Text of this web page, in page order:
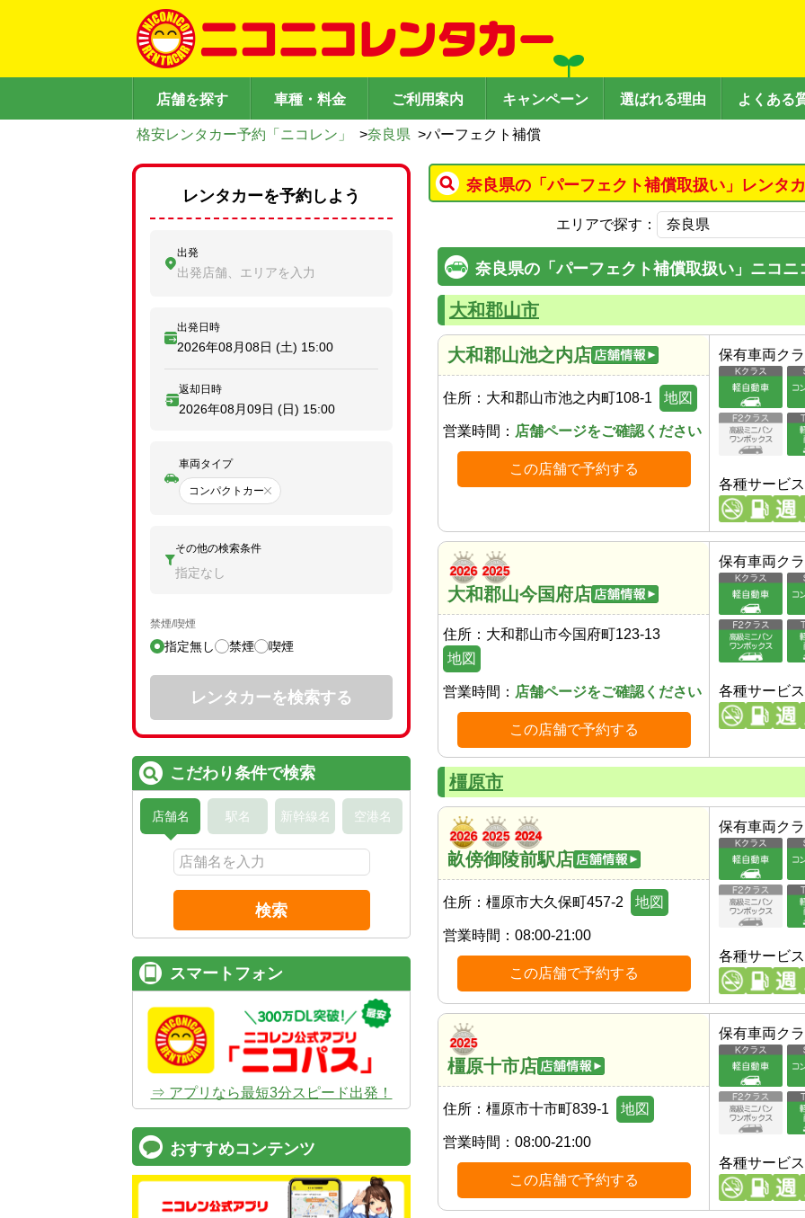
店舗を探す 車種・料金 ご利用案内 キャンペーン 選ばれる理由 よくある
格安レンタカー予約「ニコレン」 >奈良県 >パーフェクト補償
奈良県の「パーフェクト補償取扱い」レンタ
エリアで探す：
奈良県の「パーフェクト補償取扱い」ニコ
大和郡山市
大和郡山池之内店
住所： 大和郡山市池之内町108-1 地図
営業時間： 店舗ページをご確認ください
この店舗で予約する
保有車両ク
各種サービス
大和郡山今国府店
住所： 大和郡山市今国府町123-13
地図
営業時間： 店舗ページをご確認ください
この店舗で予約する
保有車両ク
各種サービス
橿原市
畝傍御陵前駅店
住所： 橿原市大久保町457-2 地図
営業時間： 08:00-21:00
この店舗で予約する
保有車両ク
各種サービス
橿原十市店
住所： 橿原市十市町839-1 地図
営業時間： 08:00-21:00
この店舗で予約する
保有車両ク
各種サービス
レンタカーを予約しよう
出発
出発店舗、エリアを入力
出発日時
2026年08月08日 (土) 15:00
返却日時
2026年08月09日 (日) 15:00
車両タイプ
コンパクトカー
その他の検索条件
指定なし
禁煙/喫煙
指定無し 禁煙 喫煙
レンタカーを検索する
こだわり条件で検索
店舗名 駅名 新幹線名 空港名
検索
スマートフォン
⇒ アプリなら最短3分スピード出発！
おすすめコンテンツ